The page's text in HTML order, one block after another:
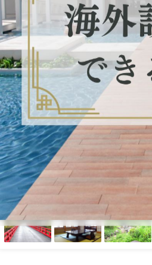
都心から約60分！学校、商店街、市役
所、旅館など人気施設まるごと撮影可能